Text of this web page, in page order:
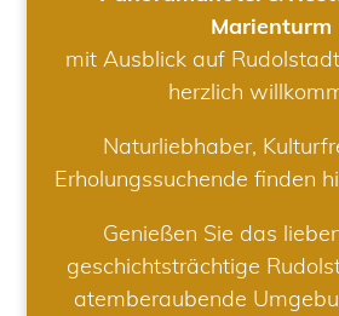
Marienturm
mit Ausblick auf
herzlich
Naturliebhaber,
Erholungssuchende finden
Genießen Sie das
geschichtsträchtige
atemberaubende